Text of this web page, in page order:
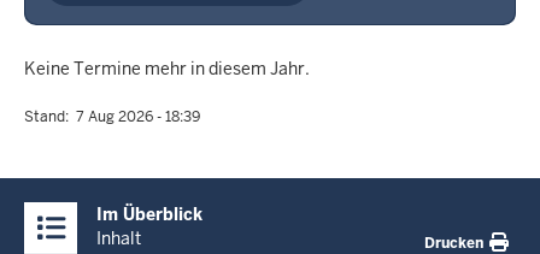
Keine Termine mehr in diesem Jahr.
Stand 7 Aug 2026 - 18:39
Inhalte
Im Überblick
Inhalt
Drucken